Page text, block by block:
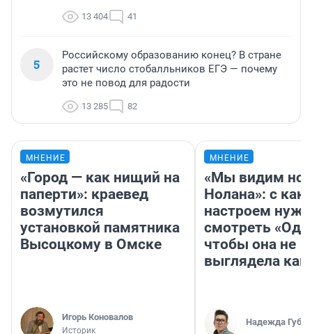
13 404 41
5
Российскому образованию конец? В стране
растет число стобалльников ЕГЭ — почему
это не повод для радости
13 285 82
МНЕНИЕ
«Город — как нищий на
паперти»: краевед
возмутился
установкой памятника
Высоцкому в Омске
Игорь Коновалов
Историк
МНЕНИЕ
«Мы видим
Нолана»: с
настроем
смотреть
чтобы она не
выглядела как
Надежда